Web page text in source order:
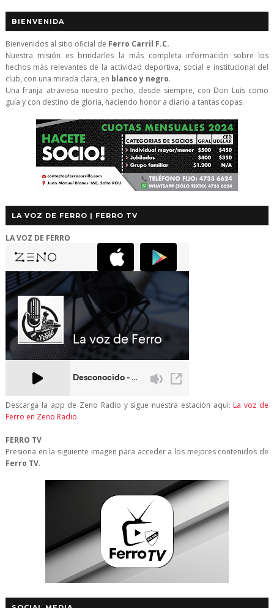
BIENVENIDA
Bienvenidos al sitio oficial de Ferro Carril F.C.
Nuestra misión es brindarles la más completa información sobre los
hechos más relevantes de la actividad deportiva, social e institucional del
club, con una mirada clara, en blanco y negro.
Una franja atraviesa nuestro pecho, desde siempre, con Don Luis como
guía y con destino de gloria, haciendo honor a diario a tantas copas.
LA VOZ DE FERRO | FERRO TV
LA VOZ DE FERRO
Descarga la app de Zeno Radio y sigue nuestra estación aquí: La voz de
Ferro en Zeno Radio
FERRO TV
Presiona en la siguiente imagen para acceder a los mejores contenidos de
Ferro TV.